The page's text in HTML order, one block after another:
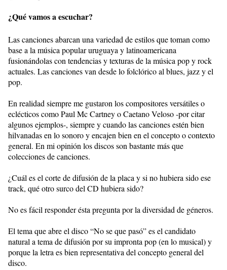
¿Qué vamos a escuchar?
Las canciones abarcan una variedad de estilos que toman como
base a la música popular uruguaya y latinoamericana
fusionándolas con tendencias y texturas de la música pop y rock
actuales. Las canciones van desde lo folclórico al blues, jazz y el
pop.
En realidad siempre me gustaron los compositores versátiles o
eclécticos como Paul Mc Cartney o Caetano Veloso -por citar
algunos ejemplos-, siempre y cuando las canciones estén bien
hilvanadas en lo sonoro y encajen bien en el concepto o contexto
general. En mi opinión los discos son bastante más que
colecciones de canciones.
¿Cuál es el corte de difusión de la placa y si no hubiera sido ese
track, qué otro surco del CD hubiera sido?
No es fácil responder ésta pregunta por la diversidad de géneros.
El tema que abre el disco “No se que pasó” es el candidato
natural a tema de difusión por su impronta pop (en lo musical) y
porque la letra es bien representativa del concepto general del
disco.